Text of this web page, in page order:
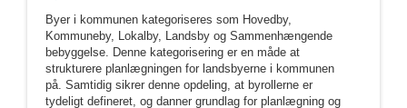
Byer i kommunen kategoriseres som Hovedby,
Kommuneby, Lokalby, Landsby og Sammenhængende
bebyggelse. Denne kategorisering er en måde at
strukturere planlægningen for landsbyerne i kommunen
på. Samtidig sikrer denne opdeling, at byrollerne er
tydeligt defineret, og danner grundlag for planlægning og